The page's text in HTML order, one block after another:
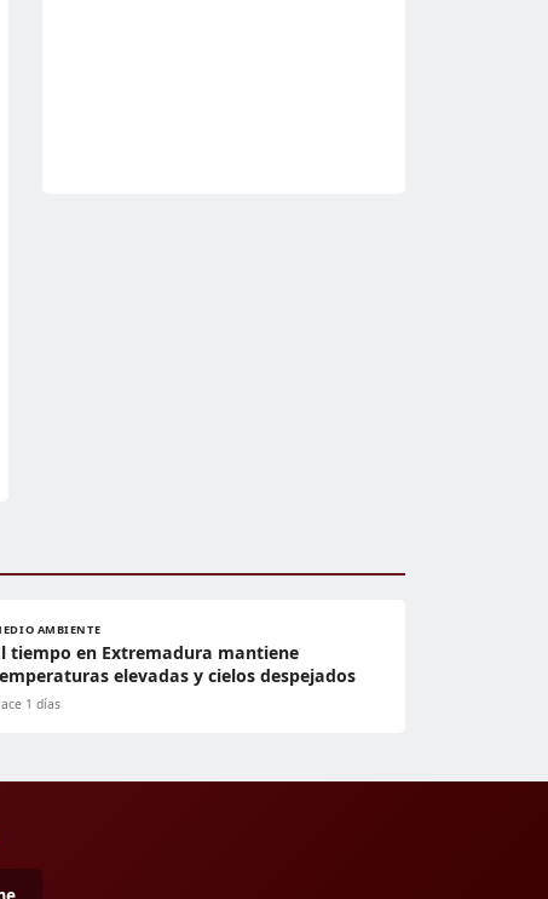
AMBIENTE
tiempo en Extremadura mantiene
elevadas y cielos despejados
1 días